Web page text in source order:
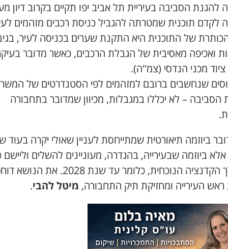
להגנת הסביבה בעיריית תל אביב יפו תקיים בקרוב דיון
לקדם תוכנית שמטרתה להגביל כניסת רכבים מזהמים
של התוכנית היא התקנת שערים בכניסה לעיר,
ואכיפה מאסיבית של הגבלת הרכבים, כאשר מדובר
ציוד מכני הנדסי (צמ"ה).
שנחשבים ברובם למזהמים לפי הסטנדרטים של
הסביבה – לא יכללו במגבלות, מכיוון שמדובר בתחבורה
ביוזמה תיאורטית שמתייחסת לעניין שאולי יקרה בעוד
ביוזמה שבעירייה, בהגדרה, מעוניינים להשלים וליישם
במהלך הקדנציה הנוכחית, כלומר עד שנת 2028. את
ראש העירייה ומחזיקת תיק התחבורה, מיטל להבי.